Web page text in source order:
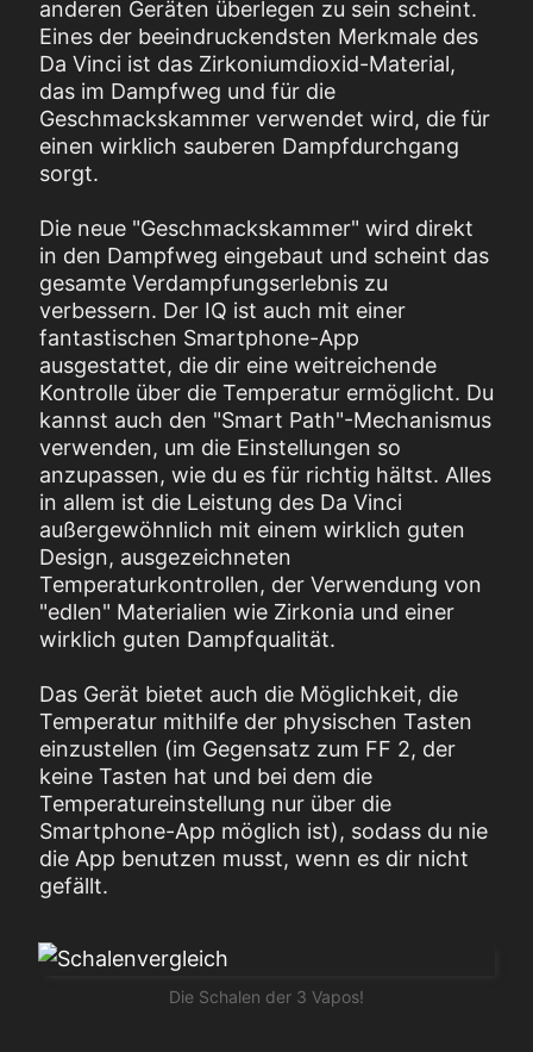
anderen Geräten überlegen zu sein scheint.
Eines der beeindruckendsten Merkmale des
Da Vinci ist das Zirkoniumdioxid-Material,
das im Dampfweg und für die
Geschmackskammer verwendet wird, die für
einen wirklich sauberen Dampfdurchgang
sorgt.
Die neue "Geschmackskammer" wird direkt
in den Dampfweg eingebaut und scheint das
gesamte Verdampfungserlebnis zu
verbessern. Der IQ ist auch mit einer
fantastischen Smartphone-App
ausgestattet, die dir eine weitreichende
Kontrolle über die Temperatur ermöglicht. Du
kannst auch den "Smart Path"-Mechanismus
verwenden, um die Einstellungen so
anzupassen, wie du es für richtig hältst. Alles
in allem ist die Leistung des Da Vinci
außergewöhnlich mit einem wirklich guten
Design, ausgezeichneten
Temperaturkontrollen, der Verwendung von
"edlen" Materialien wie Zirkonia und einer
wirklich guten Dampfqualität.
Das Gerät bietet auch die Möglichkeit, die
Temperatur mithilfe der physischen Tasten
einzustellen (im Gegensatz zum FF 2, der
keine Tasten hat und bei dem die
Temperatureinstellung nur über die
Smartphone-App möglich ist), sodass du nie
die App benutzen musst, wenn es dir nicht
gefällt.
Die Schalen der 3 Vapos!